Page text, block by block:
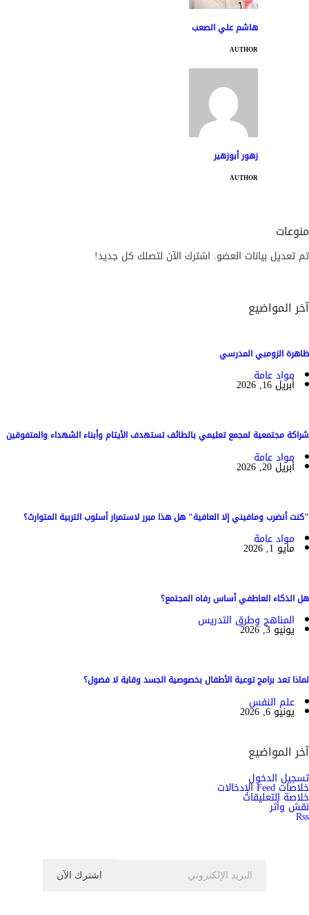
هاشم علي الصعب
AUTHOR
زهور أبوزهير
AUTHOR
منوعات
تم تعديل بيانات العضو. اشترك الآن لتصلك كل جديد!
آخر المواضيع
ظاهرة الزومبي المدرسي
مواد عامة
أبريل 16, 2026
شراكة مجتمعية لمجمع تعليمي بالطائف تستهدف الأيتام وأبناء الشهداء والمتفوقين
مواد عامة
أبريل 20, 2026
"كنت أنضرب ومافيني إلا العافية" هل هذا مبرر لاستمرار أسلوب التربية المتوارث؟
مواد عامة
مايو 1, 2026
هل الذكاء العاطفي أساس رفاه المجتمع؟
المناهج وطرق التدريس
يونيو 3, 2026
لماذا تعد برامج توعية الأطفال بخصوصية الجسد وقاية لا فضول؟
علم النفس
يونيو 6, 2026
آخر المواضيع
تسجيل الدخول
خلاصات Feed الإدخالات
خلاصة التعليقات
نقش وأثر
Rss